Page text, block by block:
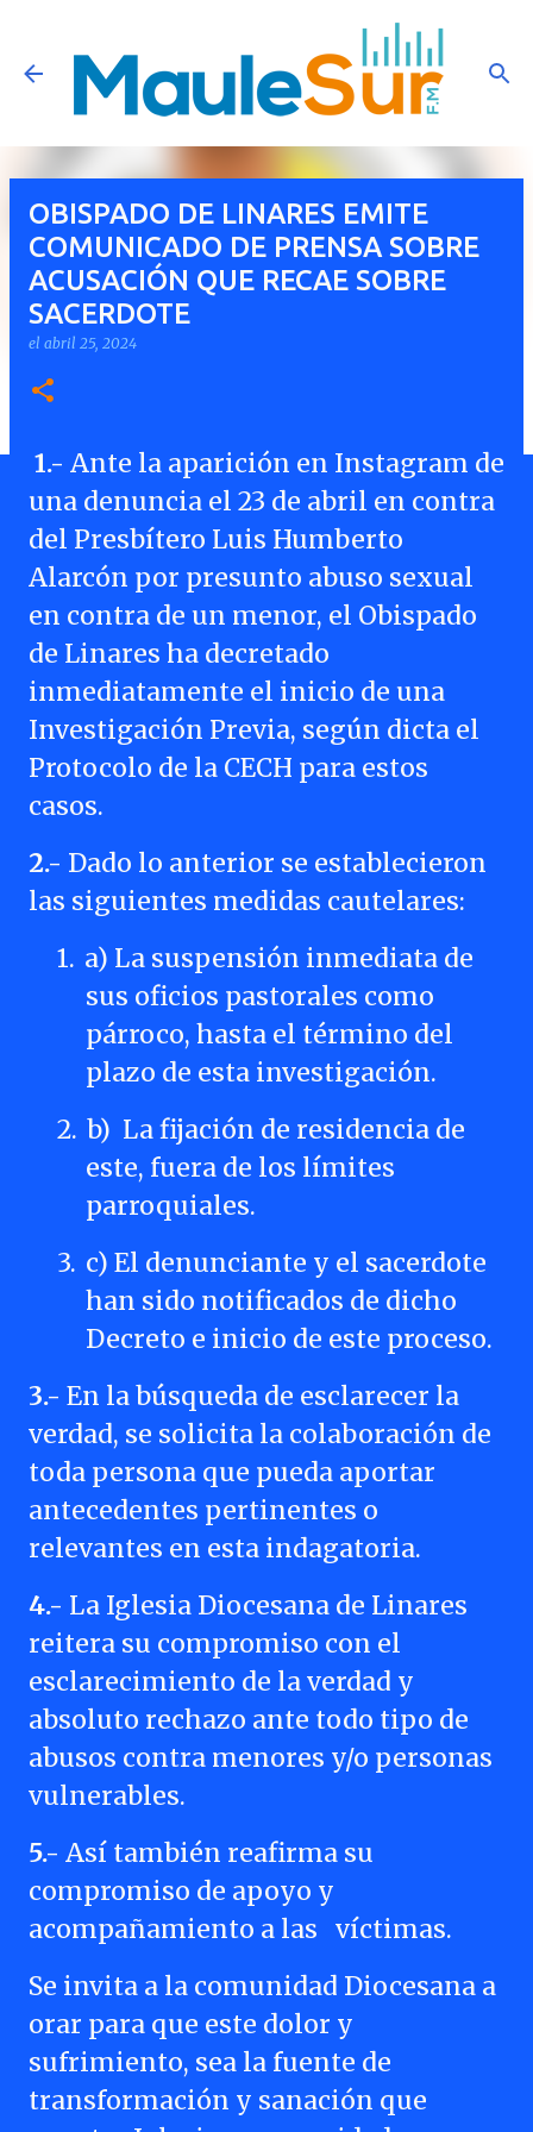
Ir al contenido principal
OBISPADO DE LINARES EMITE
COMUNICADO DE PRENSA SOBRE
ACUSACIÓN QUE RECAE SOBRE
SACERDOTE
el abril 25, 2024
1.- Ante la aparición en Instagram de
una denuncia el 23 de abril en contra
del Presbítero Luis Humberto
Alarcón por presunto abuso sexual
en contra de un menor, el Obispado
de Linares ha decretado
inmediatamente el inicio de una
Investigación Previa, según dicta el
Protocolo de la CECH para estos
casos.
2.- Dado lo anterior se establecieron
las siguientes medidas cautelares:
1. a) La suspensión inmediata de
sus oficios pastorales como
párroco, hasta el término del
plazo de esta investigación.
2. b) La fijación de residencia de
este, fuera de los límites
parroquiales.
3. c) El denunciante y el sacerdote
han sido notificados de dicho
Decreto e inicio de este proceso.
3.- En la búsqueda de esclarecer la
verdad, se solicita la colaboración de
toda persona que pueda aportar
antecedentes pertinentes o
relevantes en esta indagatoria.
4.- La Iglesia Diocesana de Linares
reitera su compromiso con el
esclarecimiento de la verdad y
absoluto rechazo ante todo tipo de
abusos contra menores y/o personas
vulnerables.
5.- Así también reafirma su
compromiso de apoyo y
acompañamiento a las víctimas.
Se invita a la comunidad Diocesana a
orar para que este dolor y
sufrimiento, sea la fuente de
transformación y sanación que